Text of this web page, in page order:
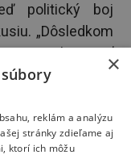
politický boj
„Dôsledkom
a neschopnosť
že dodnes
koncová
z plánu
Odpolitizovanie
×
reklám a analýzu
stránky zdieľame aj
ktorí ich môžu